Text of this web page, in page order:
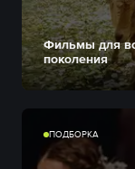
Фильмы для
поколения
ПОДБОРКА